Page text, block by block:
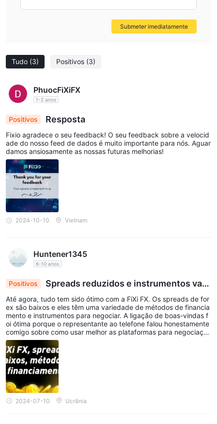
Tudo (3) Positivos (3)
PhuocFiXiFX
1-2 anos
Positivos Resposta
Fixio agradece o seu feedback! O seu feedback sobre a velocid
ade do nosso feed de dados é muito importante para nós. Aguar
damos ansiosamente as nossas futuras melhorias!
2024-10-10 Vietnam
Huntener1345
6-10 anos
Positivos
Spreads reduzidos e instrumentos vari
ados impulsionam negociações lucrativas com a
FiXi FX
Até agora, tudo tem sido ótimo com a FiXi FX. Os spreads de for
ex são baixos e eles têm uma variedade de métodos de financia
mento e instrumentos para negociar. A ligação de boas-vindas f
oi ótima porque o representante ao telefone falou honestamente
comigo sobre como usar melhor as plataformas para negociaçõe
s lucrativas.
2024-07-10 Ucrânia
Submeter imediatamente